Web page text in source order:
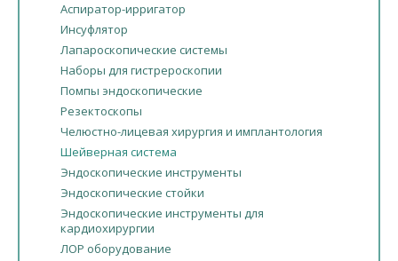
Аспиратор-ирригатор
Инсуфлятор
Лапароскопические системы
Наборы для гистрероскопии
Помпы эндоскопические
Резектоскопы
Челюстно-лицевая хирургия и имплантология
Шейверная система
Эндоскопические инструменты
Эндоскопические стойки
Эндоскопические инструменты для
кардиохирургии
ЛОР оборудование